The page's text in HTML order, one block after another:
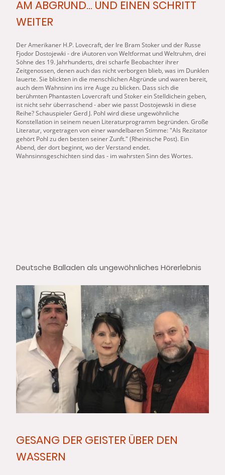
AM ABGRUND... UND EINEN SCHRITT
WEITER
DerAmerikaner H.P. Lovecraft, der Ire Bram Stoker und der Russe
Fjodor Dostojewki - dre iAutoren von Weltformat und Weltruhm, drei
Söhne des 19. Jahrhunderts, drei scharfe Beobachter ihrer
Zeitgenossen, denen auch das nicht verborgen blieb, was im Dunklen
lauerte. Sie blickten in die menschlichen Abgründe und waren bereit,
auch dem Wahnsinn ins irre Auge zu blicken. Dass sich die
berühmten Phantasten Lovercraft und Stoker ein Stelldichein geben,
ist nicht sehr überraschend - aber wie passt Dostojewski in diese
Reihe? Schauspieler Gerd J. Pohl wird diese ungewöhnliche
Konstellation in seinem neuen Literaturprogramm begründen. Große
Literatur, vorgetragen von einer wandelbaren Stimme: "Als Rezitator
gehört Pohl zu den besten seiner Zunft." (Rheinische Post). Ein
Abend, der dort beginnt, wo der Verstand endet.
Wahnsinnsgeschichten sind das - im wahrsten Sinn des Wortes.
Deutsche Balladen als ungewöhnliches Hörerlebnis
GESANG DER GEISTER ÜBER DEN
WASSERN